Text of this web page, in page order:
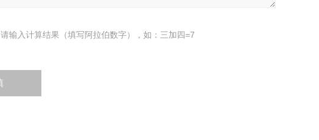
请输入计算结果（填写阿拉伯数字），如：三加四=7